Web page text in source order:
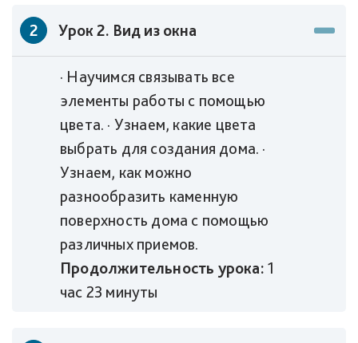
2 Урок 2. Вид из окна
· Научимся связывать все
элементы работы с помощью
цвета. · Узнаем, какие цвета
выбрать для создания дома. ·
Узнаем, как можно
разнообразить каменную
поверхность дома с помощью
различных приемов.
Продолжительность урока: 1
час 23 минуты